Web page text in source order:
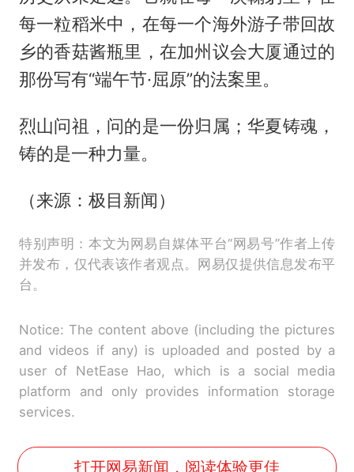
每一粒稻米中，在每一个海外游子带回故
乡的香菇酱瓶里，在加州议会大厦通过的
那份写有“端午节·屈原”的法案里。
烈山问祖，问的是一份归属；华夏铸魂，
铸的是一种力量。
（来源：极目新闻）
特别声明：本文为网易自媒体平台“网易号”作者上传
并发布，仅代表该作者观点。网易仅提供信息发布平
台。
Notice: The content above (including the pictures
and videos if any) is uploaded and posted by a
user of NetEase Hao, which is a social media
platform and only provides information storage
services.
打开网易新闻，阅读体验更佳